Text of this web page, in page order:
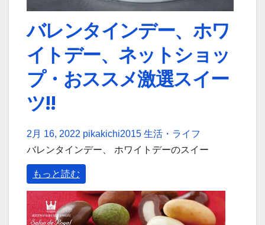
バレンタインデー、ホワ
イトデー、ネットショッ
プ・おススメ激選スイー
ツ!!
2月 16, 2022 pikakichi2015 生活・ライフ
バレンタインデー、 ホワイトデーのスイー
もっと読む